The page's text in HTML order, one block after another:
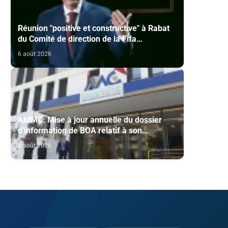
Réunion "positive et constructive" à Rabat
du Comité de direction de la Fifa
(communiqué)
6 août 2026
AMMC: Mise à jour annuelle du dossier
d'information de BOA relatif à son
programme d'émission de certificats de
dépôt
6 août 2026